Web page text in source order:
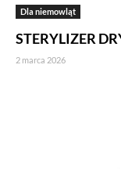
Dla niemowląt
STERYLIZER
2 marca 2026